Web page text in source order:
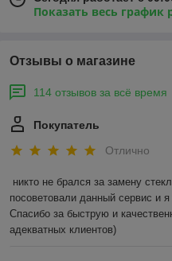
Показать весь график
Отзывы о магазине
114 отзывов за всё время
Покупатель
Отлично
никто не брался за замену
посоветовали данный сервис и
Спасибо за быструю и
адекватных клиентов)